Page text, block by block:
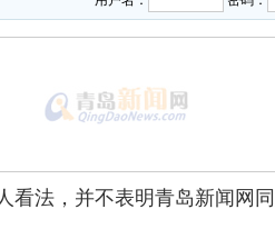
看法，并不表明青岛新闻网